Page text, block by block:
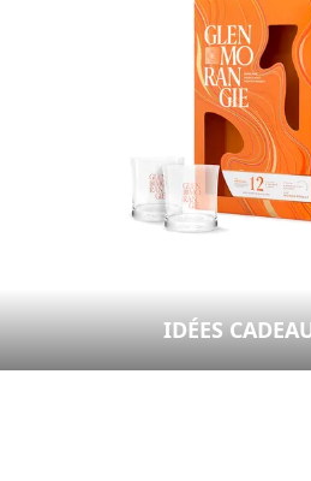
IDÉES